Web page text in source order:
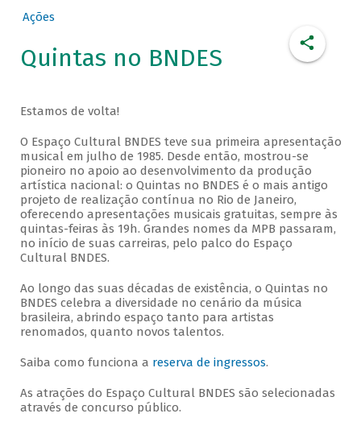
Ações
Quintas no BNDES
Estamos de volta!
O Espaço Cultural BNDES teve sua primeira apresentação
musical em julho de 1985. Desde então, mostrou-se
pioneiro no apoio ao desenvolvimento da produção
artística nacional: o Quintas no BNDES é o mais antigo
projeto de realização contínua no Rio de Janeiro,
oferecendo apresentações musicais gratuitas, sempre às
quintas-feiras às 19h. Grandes nomes da MPB passaram,
no início de suas carreiras, pelo palco do Espaço
Cultural BNDES.
Ao longo das suas décadas de existência, o Quintas no
BNDES celebra a diversidade no cenário da música
brasileira, abrindo espaço tanto para artistas
renomados, quanto novos talentos.
Saiba como funciona a reserva de ingressos.
As atrações do Espaço Cultural BNDES são selecionadas
através de concurso público.